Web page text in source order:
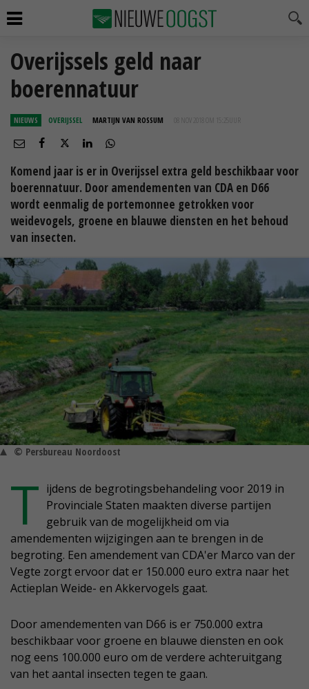
Overijssels geld naar
boerennatuur
NIEUWS OVERIJSSEL MARTIJN VAN ROSSUM 08 NOV 2018 OM 15:25
Komend jaar is er in Overijssel extra geld beschikbaar voor
boerennatuur. Door amendementen van CDA en D66
wordt eenmalig de portemonnee getrokken voor
weidevogels, groene en blauwe diensten en het behoud
van insecten.
© Persbureau Noordoost
T ijdens de begrotingsbehandeling voor 2019 in
Provinciale Staten maakten diverse partijen
gebruik van de mogelijkheid om via
amendementen wijzigingen aan te brengen in de
begroting. Een amendement van CDA'er Marco van der
Vegte zorgt ervoor dat er 150.000 euro extra naar het
Actieplan Weide- en Akkervogels gaat.
Door amendementen van D66 is er 750.000 extra
beschikbaar voor groene en blauwe diensten en ook
nog eens 100.000 euro om de verdere achteruitgang
van het aantal insecten tegen te gaan.